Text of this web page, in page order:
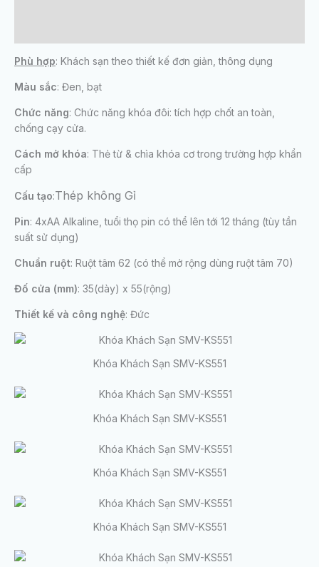
Phù hợp: Khách sạn theo thiết kế đơn giản, thông dụng
Màu sắc: Đen, bạt
Chức năng: Chức năng khóa đôi: tích hợp chốt an toàn,
chống cạy cửa.
Cách mở khóa: Thẻ từ & chìa khóa cơ trong trường hợp khẩn
cấp
Cấu tạo:Thép không Gỉ
Pin: 4xAA Alkaline, tuổi thọ pin có thể lên tới 12 tháng (tùy tần
suất sử dụng)
Chuẩn ruột: Ruột tâm 62 (có thể mở rộng dùng ruột tâm 70)
Đố cửa (mm): 35(dày) x 55(rộng)
Thiết kế và công nghệ: Đức
Khóa Khách Sạn SMV-KS551
Khóa Khách Sạn SMV-KS551
Khóa Khách Sạn SMV-KS551
Khóa Khách Sạn SMV-KS551